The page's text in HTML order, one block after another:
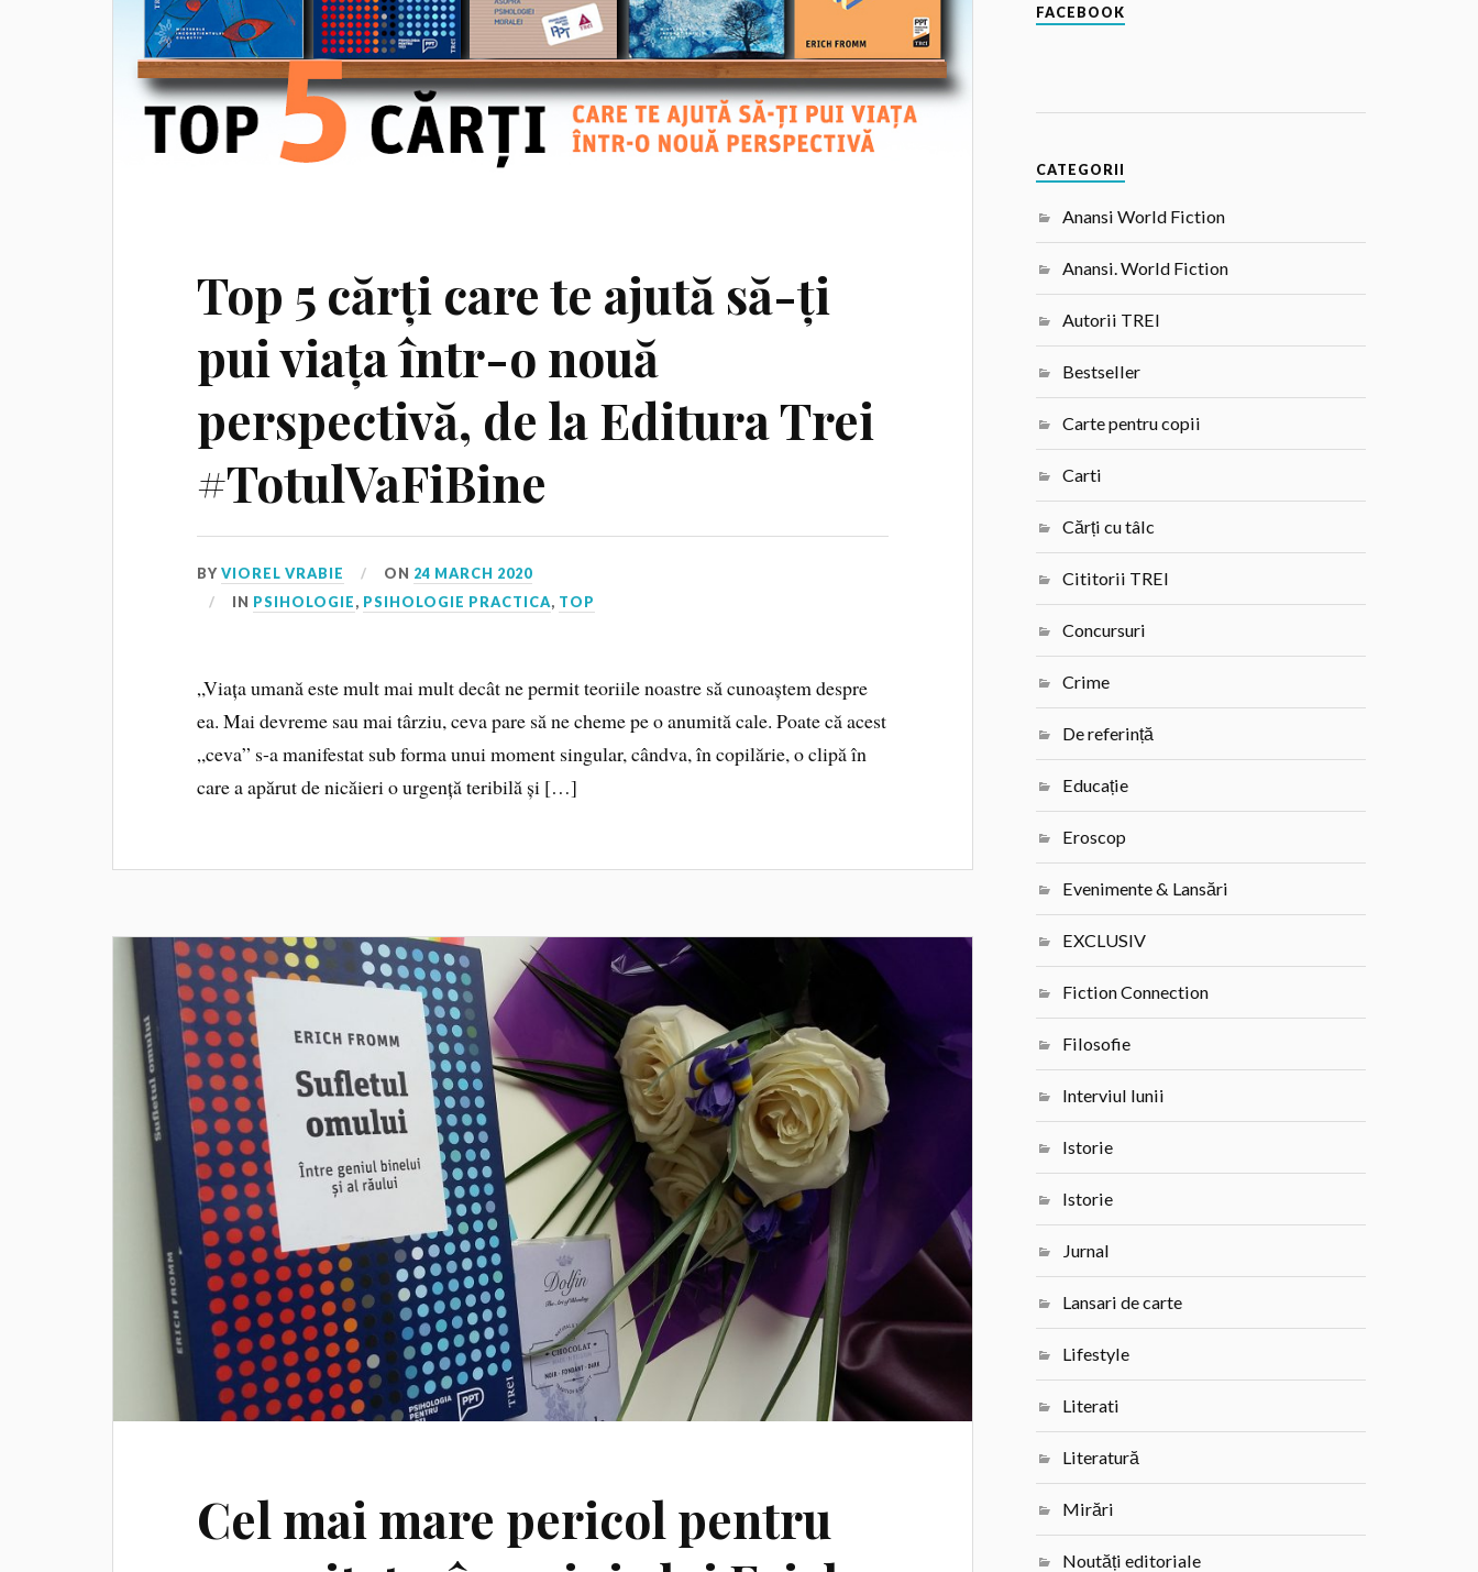
Top 5 cărți care te ajută să-ți
pui viața într-o nouă
perspectivă, de la Editura Trei
#TotulVaFiBine
BYVIOREL VRABIE ON 24 MARCH 2020
IN PSIHOLOGIE, PSIHOLOGIE PRACTICA, TOP
„Viața umană este mult mai mult decât ne permit teoriile noastre să cunoaștem despre
ea. Mai devreme sau mai târziu, ceva pare să ne cheme pe o anumită cale. Poate că acest
„ceva” s-a manifestat sub forma unui moment singular, cândva, în copilărie, o clipă în
care a apărut de nicăieri o urgență teribilă și […]
Cel mai mare pericol pentru
FACEBOOK
CATEGORII
Anansi World Fiction
Anansi. World Fiction
Autorii TREI
Bestseller
Carte pentru copii
Carti
Cărți cu tâlc
Cititorii TREI
Concursuri
Crime
De referință
Educație
Eroscop
Evenimente & Lansări
EXCLUSIV
Fiction Connection
Filosofie
Interviul lunii
Istorie
Istorie
Jurnal
Lansari de carte
Lifestyle
Literati
Literatură
Mirări
Noutăți editoriale